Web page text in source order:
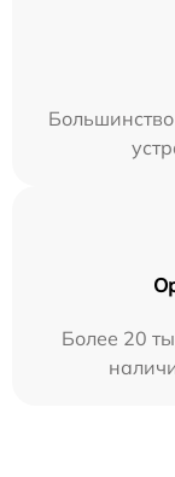
Более 20